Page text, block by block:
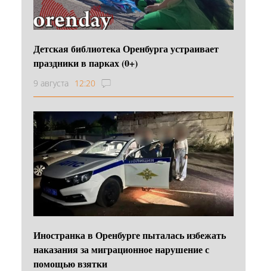
Детская библиотека Оренбурга устраивает
праздники в парках (0+)
9 августа 12:20
Иностранка в Оренбурге пыталась избежать
наказания за миграционное нарушение с
помощью взятки